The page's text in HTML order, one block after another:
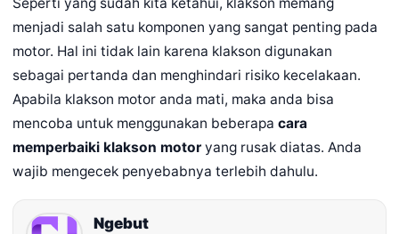
menjadi salah satu komponen yang sangat penting pada
motor. Hal ini tidak lain karena klakson digunakan
sebagai pertanda dan menghindari risiko kecelakaan.
Apabila klakson motor anda mati, maka anda bisa
mencoba untuk menggunakan beberapa cara
memperbaiki klakson motor yang rusak diatas. Anda
wajib mengecek penyebabnya terlebih dahulu.
Ngebut